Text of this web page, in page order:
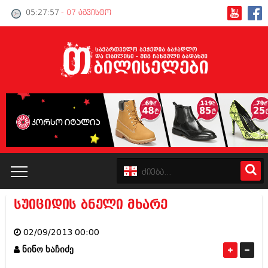
05:27:57 - 07 აგვისტო
კატალოგი
სუიციდის ბნელი მხარე
02/09/2013 00:00
ნინო ხაჩიძე